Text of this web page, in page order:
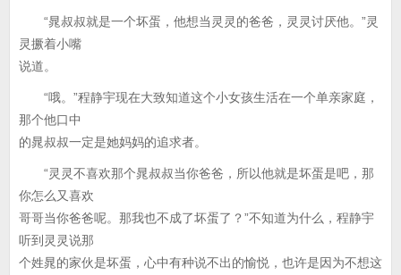
“晁叔叔就是一个坏蛋，他想当灵灵的爸爸，灵灵讨厌他。”灵
灵撅着小嘴
说道。
“哦。”程静宇现在大致知道这个小女孩生活在一个单亲家庭，
那个他口中
的晁叔叔一定是她妈妈的追求者。
“灵灵不喜欢那个晁叔叔当你爸爸，所以他就是坏蛋是吧，那
你怎么又喜欢
哥哥当你爸爸呢。那我也不成了坏蛋了？”不知道为什么，程静宇
听到灵灵说那
个姓晁的家伙是坏蛋，心中有种说不出的愉悦，也许是因为不想这